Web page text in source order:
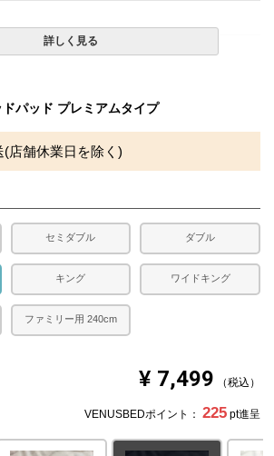
る限り実際の色を再現するよう心がけております
さい。
詳しく見る
パッド プレミアムタイプ
店舗休業日を除く)
セミダブル ダブル
キング ワイドキング
ファミリー用 240cm
¥ 7,499 税込
VENUSBEDポイント： 225 pt進呈